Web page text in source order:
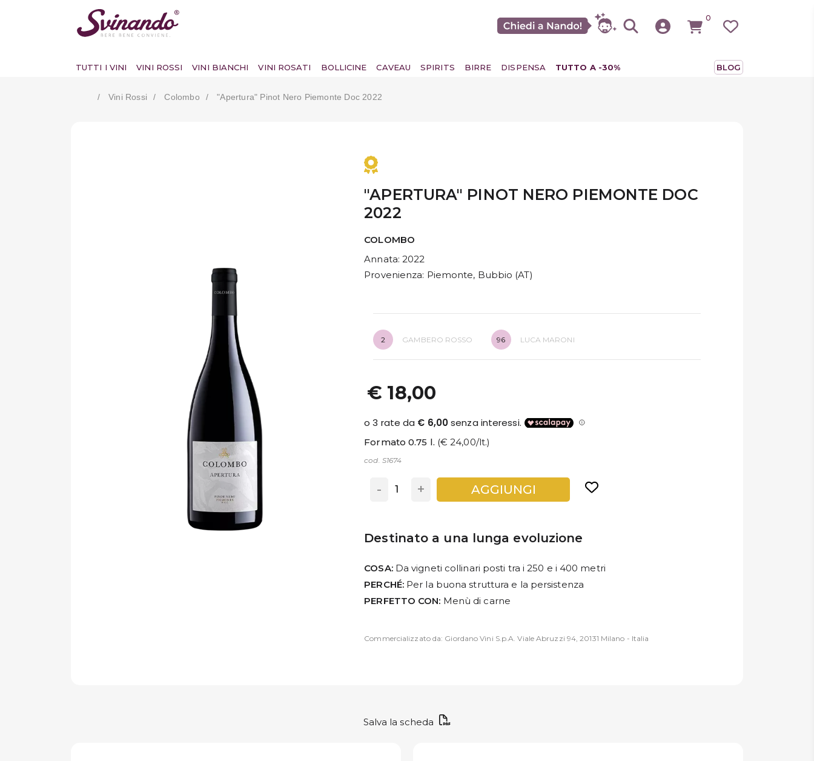
0
TUTTI I VINI VINI ROSSI VINI BIANCHI VINI ROSATI BOLLICINE CAVEAU SPIRITS BIRRE DISPENSA TUTTO A -30% BLOG
Vini Rossi Colombo "apertura" Pinot Nero Piemonte Doc 2022
"APERTURA" PINOT NERO PIEMONTE DOC
2022
COLOMBO
Annata: 2022
Provenienza: Piemonte, Bubbio (AT)
2 GAMBERO ROSSO 96 LUCA MARONI
€ 18,00
Formato 0.75 l. (€ 24,00/lt.)
cod. S1674
- + AGGIUNGI
Destinato a una lunga evoluzione
COSA:Da vigneti collinari posti tra i 250 e i 400 metri
PERCHÉ:Per la buona struttura e la persistenza
PERFETTO CON: Menù di carne
Commercializzato da: Giordano Vini S.p.A. Viale Abruzzi 94, 20131 Milano - Italia
Salva la scheda